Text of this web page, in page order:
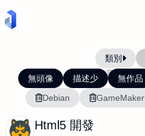
類別
當前排序:
無頭像 描述少 無作品
Debian
GameMaker
Html5 開發